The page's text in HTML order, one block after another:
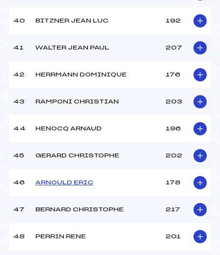
40 BITZNER JEAN LUC 192
41 WALTER JEAN PAUL 207
42 HERRMANN DOMINIQUE 176
43 RAMPONI CHRISTIAN 203
44 HENOCQ ARNAUD 196
45 GERARD CHRISTOPHE 202
46 ARNOULD ERIC 178
47 BERNARD CHRISTOPHE 217
48 PERRIN RENE 201